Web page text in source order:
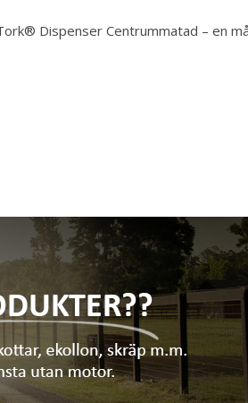
Dispenser Centrummatad – en